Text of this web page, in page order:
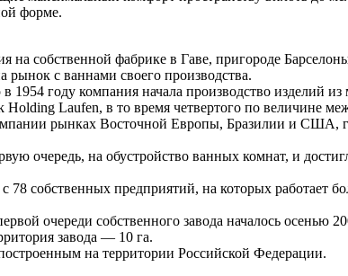
форме.
на собственной фабрике в Гаве, пригороде
с ваннами своего производства.
1954 году компания начала производство изделий из
Laufen, в то время четвертого по величине
рынках Восточной Европы, Бразилии и США,
очередь, на обустройство ванных комнат, и
78 собственных предприятий, на которых работает
очереди собственного завода началось осенью
завода — 10 га.
на территории Российской Федерации.